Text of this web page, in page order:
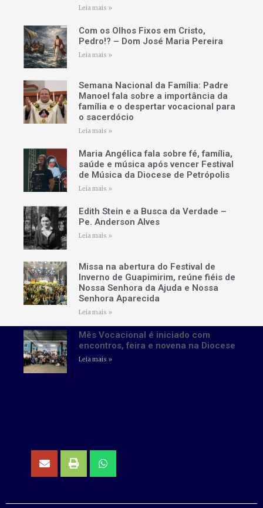
Leia mais »
Com os Olhos Fixos em Cristo,
Pedro!? – Dom José Maria Pereira
Leia mais »
Semana Nacional da Família: Padre
Manoel fala sobre a importância da
família e o despertar vocacional para
o sacerdócio
Leia mais »
Maria Angélica fala sobre fé, família,
saúde e música após vencer Festival
de Música da Diocese de Petrópolis
Leia mais »
Edith Stein e a Busca da Verdade –
Pe. Anderson Alves
Leia mais »
Missa na abertura do Festival de
Inverno de Guapimirim, reúne fiéis de
Nossa Senhora da Ajuda e Nossa
Senhora Aparecida
Leia mais »
Mês Vocacional é iniciado com
encontros, feira e novena na Diocese
Leia mais »